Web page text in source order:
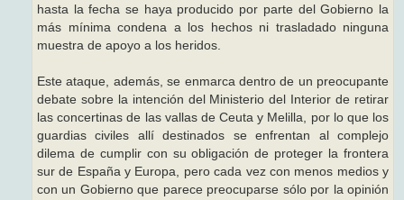
hasta la fecha se haya producido por parte del Gobierno la
más mínima condena a los hechos ni trasladado ninguna
muestra de apoyo a los heridos.
Este ataque, además, se enmarca dentro de un preocupante
debate sobre la intención del Ministerio del Interior de retirar
las concertinas de las vallas de Ceuta y Melilla, por lo que los
guardias civiles allí destinados se enfrentan al complejo
dilema de cumplir con su obligación de proteger la frontera
sur de España y Europa, pero cada vez con menos medios y
con un Gobierno que parece preocuparse sólo por la opinión